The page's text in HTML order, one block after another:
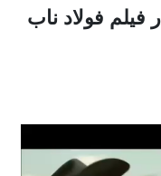
فولاد ناب